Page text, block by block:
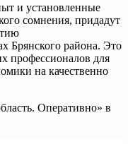
и установленные
сомнения, придадут
Брянского района. Это
профессионалов для
на качественно
Оперативно» в